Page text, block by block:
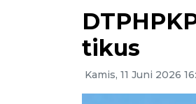
tikus
Kamis, 11 Juni 2026